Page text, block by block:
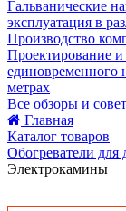
Гальванические
эксплуатация в
Производство
Проектирование и
единовременного
метрах
Все обзоры и
Главная
Каталог товаров
Обогреватели для
Электрокамины